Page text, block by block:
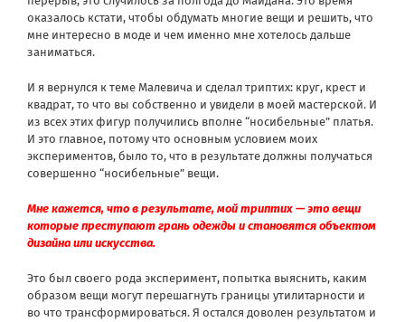
оказалось кстати, чтобы обдумать многие вещи и решить, что
мне интересно в моде и чем именно мне хотелось дальше
заниматься.
И я вернулся к теме Малевича и сделал триптих: круг, крест и
квадрат, то что вы собственно и увидели в моей мастерской. И
из всех этих фигур получились вполне “носибельные” платья.
И это главное, потому что основным условием моих
экспериментов, было то, что в результате должны получаться
совершенно “носибельные” вещи.
Мне кажется, что в результате, мой триптих — это вещи
которые преступают грань одежды и становятся объектом
дизайна или искусства.
Это был своего рода эксперимент, попытка выяснить, каким
образом вещи могут перешагнуть границы утилитарности и
во что трансформироваться. Я остался доволен результатом и